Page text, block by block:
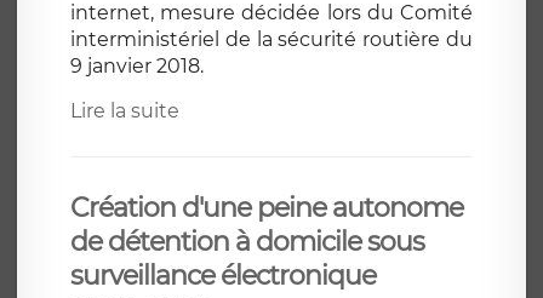
internet, mesure décidée lors du Comité
interministériel de la sécurité routière du
9 janvier 2018.
Lire la suite
Création d'une peine autonome
de détention à domicile sous
surveillance électronique